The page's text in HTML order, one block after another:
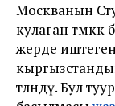
Москванын
кулаган
жерде
төлөндү. Бул